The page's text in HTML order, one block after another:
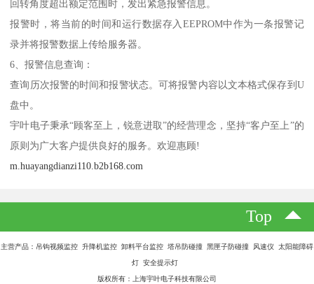
回转角度超出额定范围时，发出紧急报警信息。
报警时，将当前的时间和运行数据存入EEPROM中作为一条报警记
录并将报警数据上传给服务器。
6、报警信息查询：
查询历次报警的时间和报警状态。可将报警内容以文本格式保存到U
盘中。
宇叶电子秉承“顾客至上，锐意进取”的经营理念，坚持“客户至上”的
原则为广大客户提供良好的服务。欢迎惠顾!
m.huayangdianzi110.b2b168.com
Top
主营产品：吊钩视频监控 升降机监控 卸料平台监控 塔吊防碰撞 黑匣子防碰撞 风速仪 太阳能障碍
灯 安全提示灯
版权所有：上海宇叶电子科技有限公司